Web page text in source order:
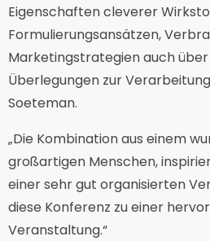
Eigenschaften cleverer
Formulierungsansätzen,
Marketingstrategien auch
Überlegungen zur
Soeteman.
„Die Kombination aus einem
großartigen Menschen,
einer sehr gut organisierten
diese Konferenz zu einer
Veranstaltung.“